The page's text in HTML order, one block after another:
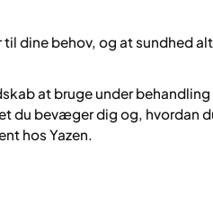
dine behov, og at sundhed
at bruge under behandling
du bevæger dig og, hvordan
hos Yazen.